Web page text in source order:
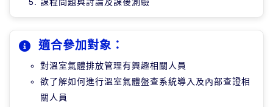
適合參加對象：
對溫室氣體排放管理有興趣相關人員
欲了解如何進行溫室氣體盤查系統導入及內部查證相
關人員